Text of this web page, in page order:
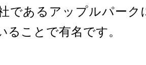
であるアップルパーク
ることで有名です。